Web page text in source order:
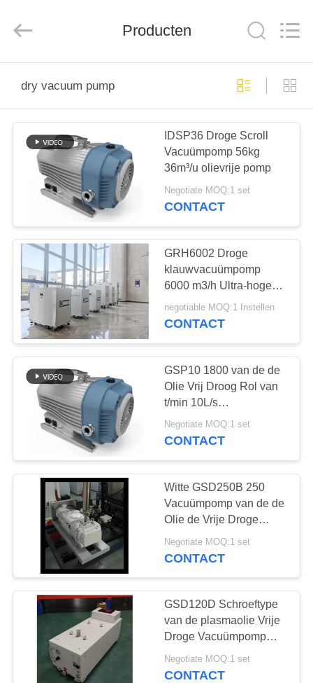
PRODUCTEN
OVER
ONS
FABRIEKSTOCHT
KWALITEITSCONTROLE
NEEM
CONTACT
MET
ONS
VRAAG
EEN
OFFERTE
BAOSI
COMPRESSOR
SITEMAP
PRIVACYBELEID
Ltd..
Producten
dry vacuum pump
IDSP36 Droge Scroll
Vacuümpomp 56kg
36m³/u olievrije pomp
Negotiate MOQ:1 set
CONTACT
GRH6002 Droge
klauwvacuümpomp
6000 m3/h Ultra-hoge
capaciteit olievrije
vacuümpomp voor
negotiable MOQ:1 Instellen
CONTACT
GSP10 1800 van de de
Olie Vrij Droog Rol van
t/min 10L/s
Goedgekeurd de
Vacuümpompce
Negotiate MOQ:1 set
CONTACT
Witte GSD250B 250
Vacuümpomp van de de
Olie de Vrije Droge
Schroef van m ³ /h voor
Vorst het Drogen
Negotiate MOQ:1 set
CONTACT
GSD120D Schroeftype
van de plasmaolie Vrije
Droge Vacuümpomp
120 het Pompen van m ³
/h Snelheid
Negotiate MOQ:1 set
CONTACT